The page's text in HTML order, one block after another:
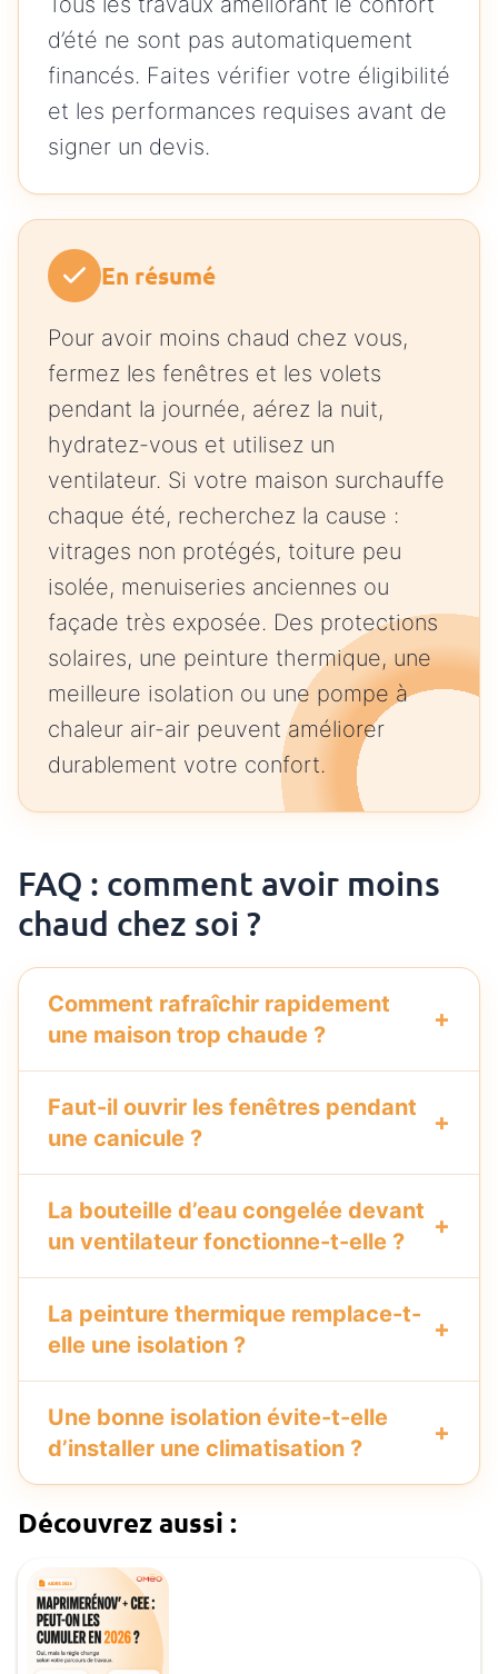
d’été ne sont pas automatiquement
financés. Faites vérifier votre éligibilité
et les performances requises avant de
signer un devis.
En résumé
Pour avoir moins chaud chez vous,
fermez les fenêtres et les volets
pendant la journée, aérez la nuit,
hydratez-vous et utilisez un
ventilateur. Si votre maison surchauffe
chaque été, recherchez la cause :
vitrages non protégés, toiture peu
isolée, menuiseries anciennes ou
façade très exposée. Des protections
solaires, une peinture thermique, une
meilleure isolation ou une pompe à
chaleur air-air peuvent améliorer
durablement votre confort.
FAQ : comment avoir moins
chaud chez soi ?
Comment rafraîchir rapidement
une maison trop chaude ?
Faut-il ouvrir les fenêtres pendant
une canicule ?
La bouteille d’eau congelée devant
un ventilateur fonctionne-t-elle ?
La peinture thermique remplace-t-
elle une isolation ?
Une bonne isolation évite-t-elle
d’installer une climatisation ?
Découvrez aussi :